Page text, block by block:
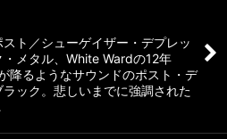
ト／シューゲイザー・デプレッ
・メタル、White Wardの12年
降るようなサウンドのポスト・デ
ック。悲しいまでに強調された